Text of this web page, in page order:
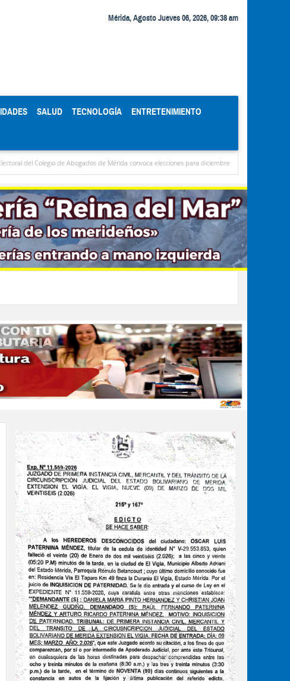
Mérida, Agosto Jueves 06, 2026, 09:38 am
SALUD TECNOLOGÍA ENTRETENIMIENTO
de Mérida convoca elecciones para diciembre Miranda concentra casi el 77 % de